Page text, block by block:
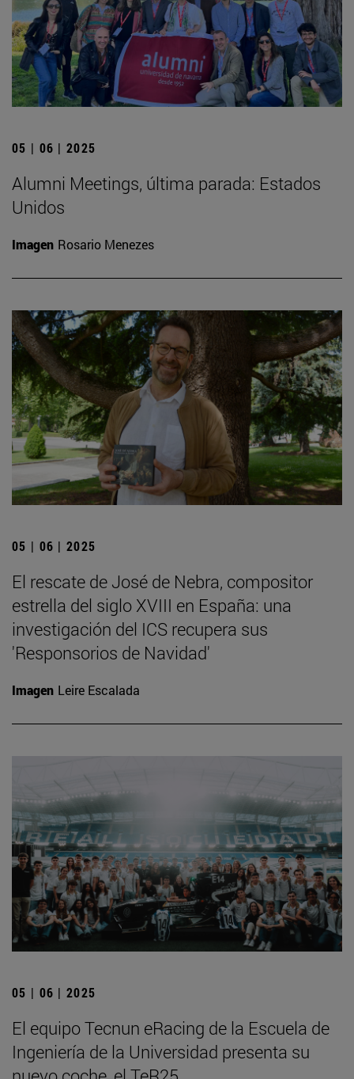
05 | 06 | 2025
Alumni Meetings, última parada: Estados
Unidos
Imagen Rosario Menezes
05 | 06 | 2025
El rescate de José de Nebra, compositor
estrella del siglo XVIII en España: una
investigación del ICS recupera sus
'Responsorios de Navidad'
Imagen Leire Escalada
05 | 06 | 2025
El equipo Tecnun eRacing de la Escuela de
Ingeniería de la Universidad presenta su